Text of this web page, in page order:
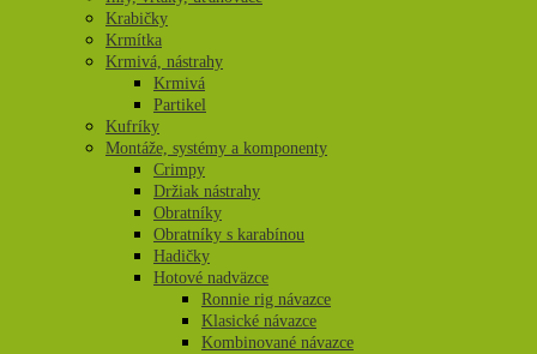
Krabičky
Krmítka
Krmivá, nástrahy
Krmivá
Partikel
Kufríky
Montáže, systémy a komponenty
Crimpy
Držiak nástrahy
Obratníky
Obratníky s karabínou
Hadičky
Hotové nadväzce
Ronnie rig návazce
Klasické návazce
Kombinované návazce